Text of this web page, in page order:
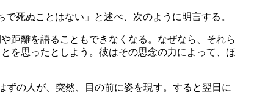
死ぬことはない」と述べ、次のように明言する。
距離を語ることもできなくなる。なぜなら、それら
を思ったとしよう。彼はその思念の力によって、ほ
の人が、突然、目の前に姿を現す。すると翌日に